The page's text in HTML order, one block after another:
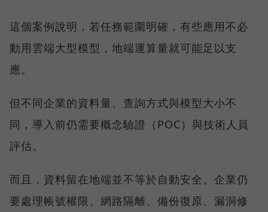
這個案例說明，若任務範圍明確，有些應用不必
動用雲端大型模型，地端運算量就可能足以支
應。
但不同企業的資料量、查詢方式與模型大小不
同，導入前仍需要概念驗證（POC）與技術人員
評估。
而且，資料留在地端並不等於自動安全。企業仍
要處理帳號權限、網路隔離、備份復原、漏洞修